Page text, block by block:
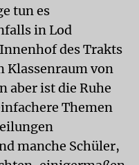
tun es
in Lod
des Trakts
Klassenraum von
aber ist die Ruhe
Themen
manche Schüler,